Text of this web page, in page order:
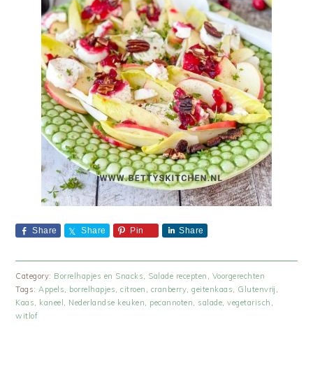
Share Share Pin Share
Category: Borrelhapjes en Snacks, Salade recepten , Voorgerechten
Tags:Appels, borrelhapjes,citroen , cranberry,geitenkaas, Glutenvrij ,
Kaas, kaneel , Nederlandse keuken, pecannoten, salade,vegetarisch ,
witlof